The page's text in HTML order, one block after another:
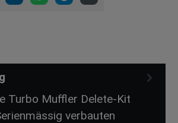
Turbo Muffler Delete-Kit
verbauten